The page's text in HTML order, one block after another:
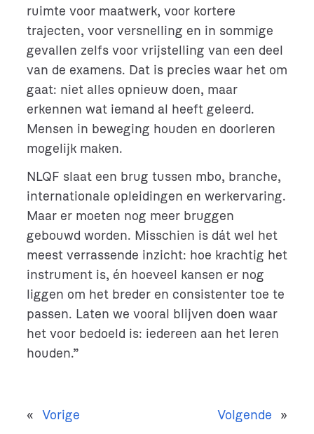
ruimte voor maatwerk, voor kortere
trajecten, voor versnelling en in sommige
gevallen zelfs voor vrijstelling van een deel
van de examens. Dat is precies waar het om
gaat: niet alles opnieuw doen, maar
erkennen wat iemand al heeft geleerd.
Mensen in beweging houden en doorleren
mogelijk maken.
NLQF slaat een brug tussen mbo, branche,
internationale opleidingen en werkervaring.
Maar er moeten nog meer bruggen
gebouwd worden. Misschien is dát wel het
meest verrassende inzicht: hoe krachtig het
instrument is, én hoeveel kansen er nog
liggen om het breder en consistenter toe te
passen. Laten we vooral blijven doen waar
het voor bedoeld is: iedereen aan het leren
houden.”
« Vorige Volgende »